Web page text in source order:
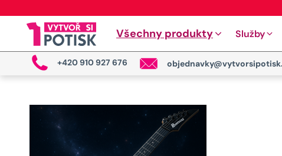
Všechny produkty Služby
+420 910 927 676